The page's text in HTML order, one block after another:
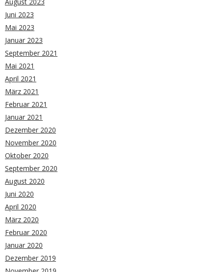
August 2023
Juni 2023
Mai 2023
Januar 2023
September 2021
Mai 2021
April 2021
März 2021
Februar 2021
Januar 2021
Dezember 2020
November 2020
Oktober 2020
September 2020
August 2020
Juni 2020
April 2020
März 2020
Februar 2020
Januar 2020
Dezember 2019